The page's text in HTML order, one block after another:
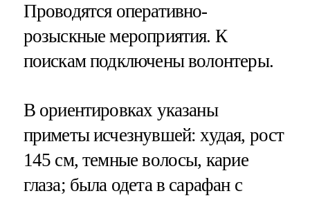
Проводятся оперативно-
розыскные мероприятия. К
поискам подключены волонтеры.
В ориентировках указаны
приметы исчезнувшей: худая, рост
145 см, темные волосы, карие
глаза; была одета в сарафан с